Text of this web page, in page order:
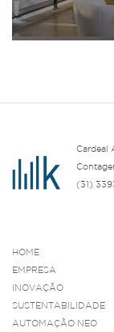
Cardeal
(31)
HOME
EMPRESA
INOVAÇÃO
SUSTENTABILIDADE
AUTOMAÇÃO NEO